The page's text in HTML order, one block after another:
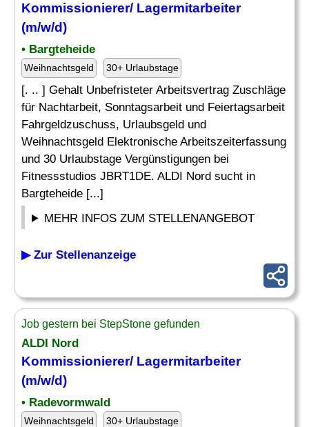
Kommissionierer/ Lagermitarbeiter
(m/w/d)
• Bargteheide
Weihnachtsgeld 30+ Urlaubstage
[. .. ] Gehalt Unbefristeter Arbeitsvertrag Zuschläge
für Nachtarbeit, Sonntagsarbeit und Feiertagsarbeit
Fahrgeldzuschuss, Urlaubsgeld und
Weihnachtsgeld Elektronische Arbeitszeiterfassung
und 30 Urlaubstage Vergünstigungen bei
Fitnessstudios JBRT1DE. ALDI Nord sucht in
Bargteheide [...]
MEHR INFOS ZUM STELLENANGEBOT
▶ Zur Stellenanzeige
Job gestern bei StepStone gefunden
ALDI Nord
Kommissionierer/ Lagermitarbeiter
(m/w/d)
• Radevormwald
Weihnachtsgeld 30+ Urlaubstage